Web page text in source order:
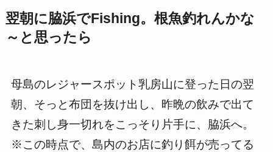
翌朝に脇浜でFishing。根魚釣れんかな
～と思ったら
母島のレジャースポット乳房山に登った日の翌
朝、そっと布団を抜け出し、昨晩の飲みで出て
きた刺し身一切れをこっそり片手に、脇浜へ。
※この時点で、島内のお店に釣り餌が売ってる